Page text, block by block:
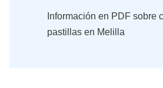
Información en PDF sobre
pastillas en Melilla